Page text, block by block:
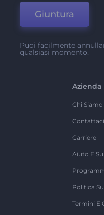
Giuntura
Puoi facilmente
qualsiasi momento.
Azienda
Chi Siamo
Contattaci
Carriere
Aiuto E
Politica
Termini E